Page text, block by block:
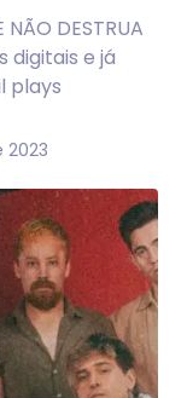
DESTRUA
e já
plays
2023